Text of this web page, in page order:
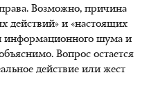
Возможно, причина
действий» и «настоящих
информационного шума и
Вопрос остается
действие или жест